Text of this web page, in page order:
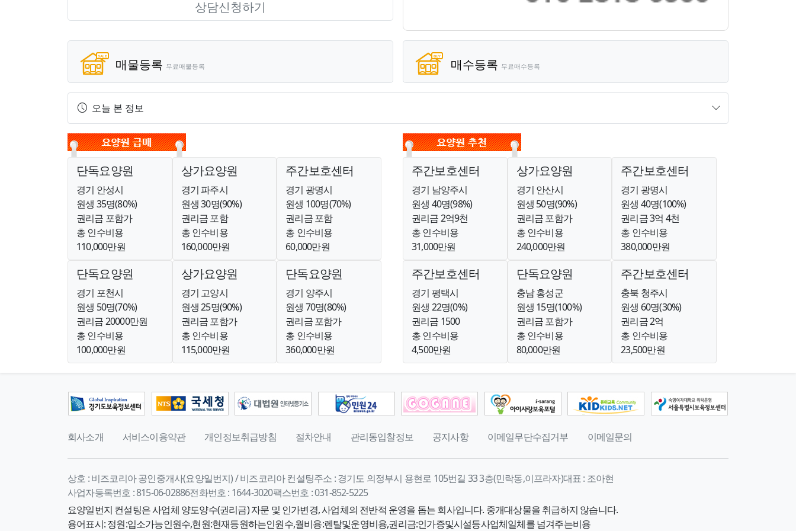
상담신청하기
매물등록 무료매물등록 매수등록 무료매수등록
오늘 본 정보
단독요양원
경기 안성시
원생 35명(80%)
권리금 포함가
총 인수비용
110,000만원
상가요양원
경기 파주시
원생 30명(90%)
권리금 포함
총 인수비용
160,000만원
주간보호센터
경기 광명시
원생 100명(70%)
권리금 포함
총 인수비용
60,000만원
단독요양원
경기 포천시
원생 50명(70%)
권리금 20000만원
총 인수비용
100,000만원
상가요양원
경기 고양시
원생 25명(90%)
권리금 포함가
총 인수비용
115,000만원
단독요양원
경기 양주시
원생 70명(80%)
권리금 포함가
총 인수비용
360,000만원
주간보호센터
경기 남양주시
원생 40명(98%)
권리금 2억9천
총 인수비용
31,000만원
상가요양원
경기 안산시
원생 50명(90%)
권리금 포함가
총 인수비용
240,000만원
주간보호센터
경기 광명시
원생 40명(100%)
권리금 3억 4천
총 인수비용
380,000만원
주간보호센터
경기 평택시
원생 22명(0%)
권리금 1500
총 인수비용
4,500만원
단독요양원
충남 홍성군
원생 15명(100%)
권리금 포함가
총 인수비용
80,000만원
주간보호센터
충북 청주시
원생 60명(30%)
권리금 2억
총 인수비용
23,500만원
회사소개 서비스이용약관 개인정보취급방침 절차안내 관리동입찰정보 공지사항 이메일무단수집거부 이메일문의
상호 :비즈코리아 공인중개사(요양일번지) / 비즈코리아 컨설팅주소 :경기도 의정부시 용현로 105번길 33 3층(민락동,이프라자)대표 : 조아현
사업자등록번호 :815-06-02886전화번호 : 1644-3020팩스번호 :031-852-5225
요양일번지 컨설팅은 사업체 양도양수(권리금) 자문 및 인가변경, 사업체의 전반적 운영을 돕는 회사입니다. 중개대상물을 취급하지 않습니다.
용어표시: 정원:입소가능인원수,현원:현재등원하는인원수,월비용:렌탈및운영비용,권리금:인가증및시설등사업체일체를 넘겨주는비용